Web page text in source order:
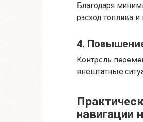
Благодаря
расход топлива и
4.
Контроль
внештатные
навигации